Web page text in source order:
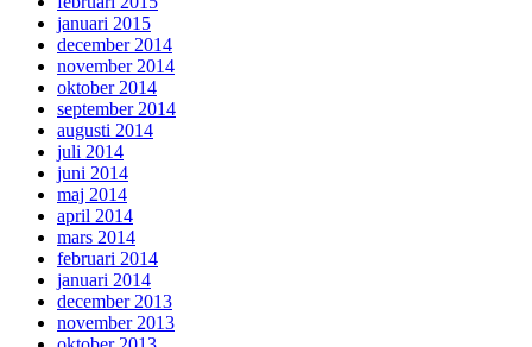
januari 2015
december 2014
november 2014
oktober 2014
september 2014
augusti 2014
juli 2014
juni 2014
maj 2014
april 2014
mars 2014
februari 2014
januari 2014
december 2013
november 2013